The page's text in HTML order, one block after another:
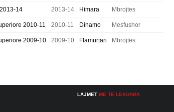
14 2013-14 Himara Mbrojtes
2010-11 2010-11 Dinamo Mesfushor
2009-10 2009-10 Flamurtari Mbrojtes
LAJMET ME TE LEXUARA